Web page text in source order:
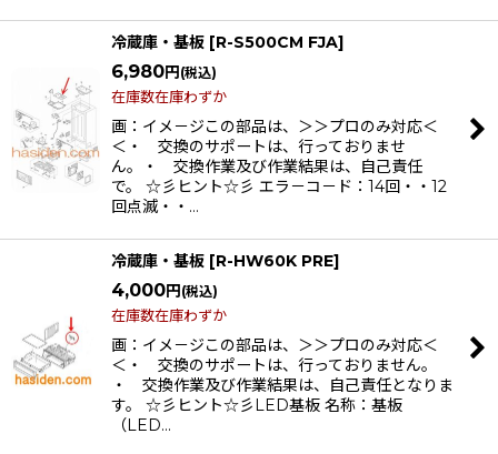
冷蔵庫・基板 [R-S500CM FJA]
6,980円 (税込)
在庫数在庫わずか
画：イメ－ジこの部品は、＞＞プロのみ対応＜
＜・ 交換のサポートは、行っておりませ
ん。・ 交換作業及び作業結果は、自己責任
で。 ☆彡ヒント☆彡 エラ－コ－ド：14回・・12
回点滅・・…
冷蔵庫・基板 [R-HW60K PRE]
4,000円 (税込)
在庫数在庫わずか
画：イメ－ジこの部品は、＞＞プロのみ対応＜
＜・ 交換のサポートは、行っておりません。
・ 交換作業及び作業結果は、自己責任となりま
す。 ☆彡ヒント☆彡LED基板 名称：基板
（LED…